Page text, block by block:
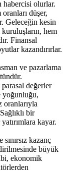
habercisi olurlar.
düşer,
Geleceğin kesin
hem
Finansal
kazandırırlar.
ve pazarlama
değerler
yoğunluğu,
oranlarıyla
bir
kayar.
kazanç
büyük
ekonomik